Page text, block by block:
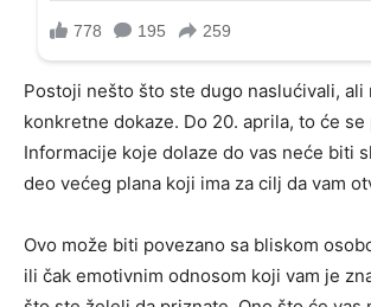
Postoji nešto što ste dugo naslućivali, ali
konkretne dokaze. Do 20. aprila, to će
Informacije koje dolaze do vas neće biti
deo većeg plana koji ima za cilj da vam
Ovo može biti povezano sa bliskom
ili čak emotivnim odnosom koji vam je